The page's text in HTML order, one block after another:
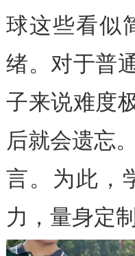
球这些看似
绪。对于普
子来说难度
后就会遗忘
言。为此，
力，量身定